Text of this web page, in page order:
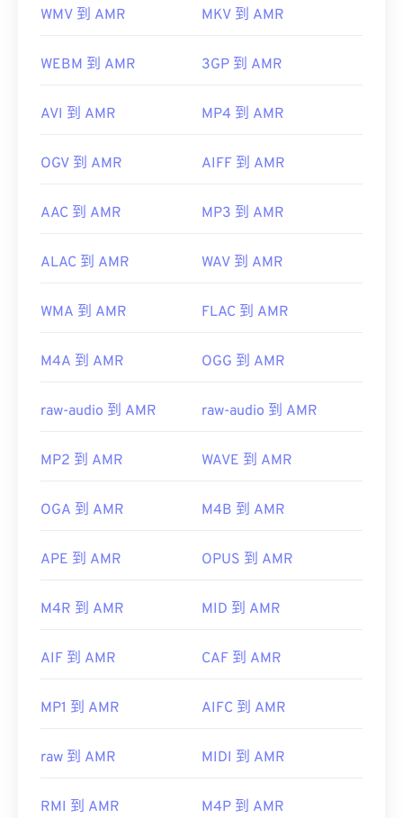
WMV 到 AMR MKV 到 AMR
WEBM 到 AMR 3GP 到 AMR
AVI 到 AMR MP4 到 AMR
OGV 到 AMR AIFF 到 AMR
AAC 到 AMR MP3 到 AMR
ALAC 到 AMR WAV 到 AMR
WMA 到 AMR FLAC 到 AMR
M4A 到 AMR OGG 到 AMR
raw-audio 到 AMR raw-audio 到 AMR
MP2 到 AMR WAVE 到 AMR
OGA 到 AMR M4B 到 AMR
APE 到 AMR OPUS 到 AMR
M4R 到 AMR MID 到 AMR
AIF 到 AMR CAF 到 AMR
MP1 到 AMR AIFC 到 AMR
raw 到 AMR MIDI 到 AMR
RMI 到 AMR M4P 到 AMR